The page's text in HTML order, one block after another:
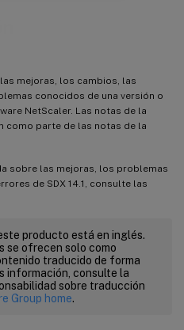
mejoras, los cambios, las
conocidos de una versión o
NetScaler. Las notas de la
como parte de las notas de la
sobre las mejoras, los problemas
de SDX 14.1, consulte las
producto está en inglés.
se ofrecen solo como
traducido de forma
información, consulte la
sobre traducción
Group home.